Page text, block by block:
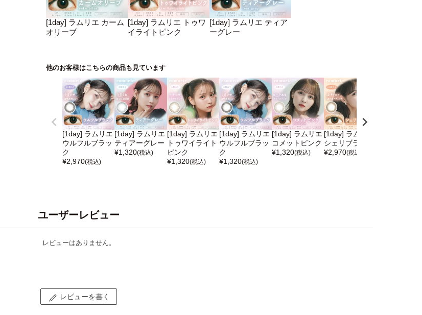
[1day] ラムリエ カーム
オリーブ
[1day] ラムリエ トゥワ
イライトピンク
[1day] ラムリエ ティア
ーグレー
他のお客様はこちらの商品も見ています
[1day] ラムリエ
ウルフルブラッ
ク
¥2,970(税込)
[1day] ラムリエ
ティアーグレー
¥1,320(税込)
[1day] ラムリエ
トゥワイライト
ピンク
¥1,320(税込)
[1day] ラムリエ
ウルフルブラッ
ク
¥1,320(税込)
[1day] ラムリエ
コメットピンク
¥1,320(税込)
[1day] ラムリエ
シェリブラウン
¥2,970(税込)
ユーザーレビュー
レビューはありません。
レビューを書く